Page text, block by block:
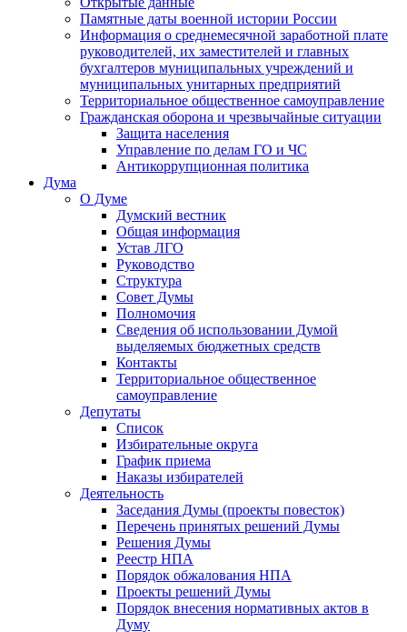
Памятные даты военной истории России
Информация о среднемесячной заработной плате
руководителей, их заместителей и главных
бухгалтеров муниципальных учреждений и
муниципальных унитарных предприятий
Территориальное общественное самоуправление
Гражданская оборона и чрезвычайные ситуации
Защита населения
Управление по делам ГО и ЧС
Антикоррупционная политика
Дума
О Думе
Думский вестник
Общая информация
Устав ЛГО
Руководство
Структура
Совет Думы
Полномочия
Сведения об использовании Думой
выделяемых бюджетных средств
Контакты
Территориальное общественное
самоуправление
Депутаты
Список
Избирательные округа
График приема
Наказы избирателей
Деятельность
Заседания Думы (проекты повесток)
Перечень принятых решений Думы
Решения Думы
Реестр НПА
Порядок обжалования НПА
Проекты решений Думы
Порядок внесения нормативных актов в
Думу